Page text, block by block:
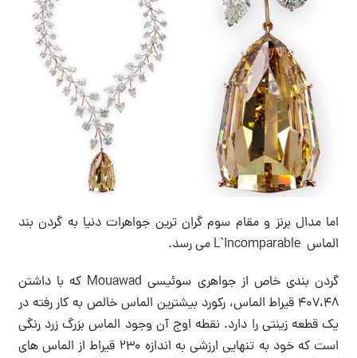
اما مدال برنز و مقام سوم گران ترین جواهرات دنیا به گردن بند
الماس L`Incomparable می رسد.
گردن بندی خاص از جواهری سوئیسی Mouawad که با داشتن
۴۰۷،۴۸ قیراط الماس، رکورد بیشترین الماس خالص به کار رفته در
یک قطعه زینتی را دارد. نقطه اوج آن وجود الماس بزرگ زرد رنگی
است که خود به تنهایی ارزشی به اندازه ۲۳۰ قیراط از الماس های